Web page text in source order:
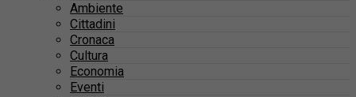
Ambiente
Cittadini
Cronaca
Cultura
Economia
Eventi